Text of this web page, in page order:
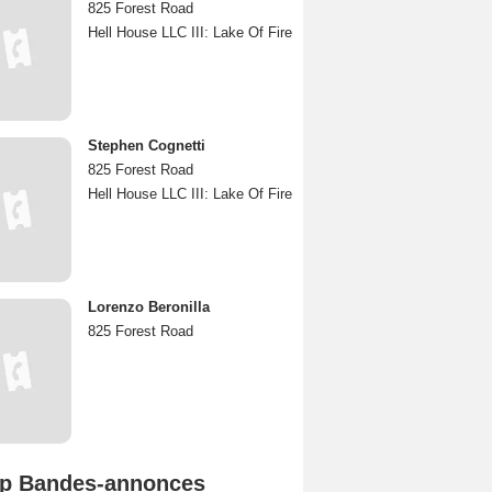
825 Forest Road
Hell House LLC III: Lake Of Fire
Stephen Cognetti
825 Forest Road
Hell House LLC III: Lake Of Fire
Lorenzo Beronilla
825 Forest Road
Bandes-annonces